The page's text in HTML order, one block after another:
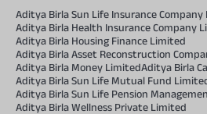
Aditya Birla Sun Life Insurance
Aditya Birla Health Insurance Company
Aditya Birla Housing Finance Limited
Aditya Birla Asset Reconstruction
Aditya Birla Money LimitedAditya Birla
Aditya Birla Sun Life Mutual Fund
Aditya Birla Sun Life Pension
Aditya Birla Wellness Private Limited